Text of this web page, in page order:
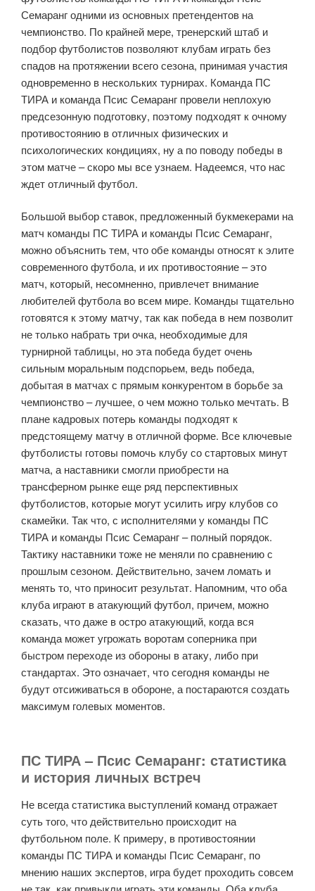
Семаранг одними из основных претендентов на
чемпионство. По крайней мере, тренерский штаб и
подбор футболистов позволяют клубам играть без
спадов на протяжении всего сезона, принимая участия
одновременно в нескольких турнирах. Команда ПС
ТИРА и команда Псис Семаранг провели неплохую
предсезонную подготовку, поэтому подходят к очному
противостоянию в отличных физических и
психологических кондициях, ну а по поводу победы в
этом матче – скоро мы все узнаем. Надеемся, что нас
ждет отличный футбол.
Большой выбор ставок, предложенный букмекерами на
матч команды ПС ТИРА и команды Псис Семаранг,
можно объяснить тем, что обе команды относят к элите
современного футбола, и их противостояние – это
матч, который, несомненно, привлечет внимание
любителей футбола во всем мире. Команды тщательно
готовятся к этому матчу, так как победа в нем позволит
не только набрать три очка, необходимые для
турнирной таблицы, но эта победа будет очень
сильным моральным подспорьем, ведь победа,
добытая в матчах с прямым конкурентом в борьбе за
чемпионство – лучшее, о чем можно только мечтать. В
плане кадровых потерь команды подходят к
предстоящему матчу в отличной форме. Все ключевые
футболисты готовы помочь клубу со стартовых минут
матча, а наставники смогли приобрести на
трансферном рынке еще ряд перспективных
футболистов, которые могут усилить игру клубов со
скамейки. Так что, с исполнителями у команды ПС
ТИРА и команды Псис Семаранг – полный порядок.
Тактику наставники тоже не меняли по сравнению с
прошлым сезоном. Действительно, зачем ломать и
менять то, что приносит результат. Напомним, что оба
клуба играют в атакующий футбол, причем, можно
сказать, что даже в остро атакующий, когда вся
команда может угрожать воротам соперника при
быстром переходе из обороны в атаку, либо при
стандартах. Это означает, что сегодня команды не
будут отсиживаться в обороне, а постараются создать
максимум голевых моментов.
ПС ТИРА – Псис Семаранг: статистика
и история личных встреч
Не всегда статистика выступлений команд отражает
суть того, что действительно происходит на
футбольном поле. К примеру, в противостоянии
команды ПС ТИРА и команды Псис Семаранг, по
мнению наших экспертов, игра будет проходить совсем